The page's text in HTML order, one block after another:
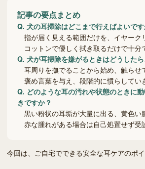
記事の要点まとめ
Q. 犬の耳掃除はどこまで行えばよいです
指が届く見える範囲だけを、イヤーク
コットンで優しく拭き取るだけで十分
Q. 犬が耳掃除を嫌がるときはどうした
耳周りを撫でることから始め、触らせ
褒め言葉を与え、段階的に慣らしてい
Q. どのような耳の汚れや状態のときに
きですか？
黒い粉状の耳垢が大量に出る、黄色い
赤な腫れがある場合は自己処置せず受
今回は、ご自宅でできる安全な耳ケアのポ